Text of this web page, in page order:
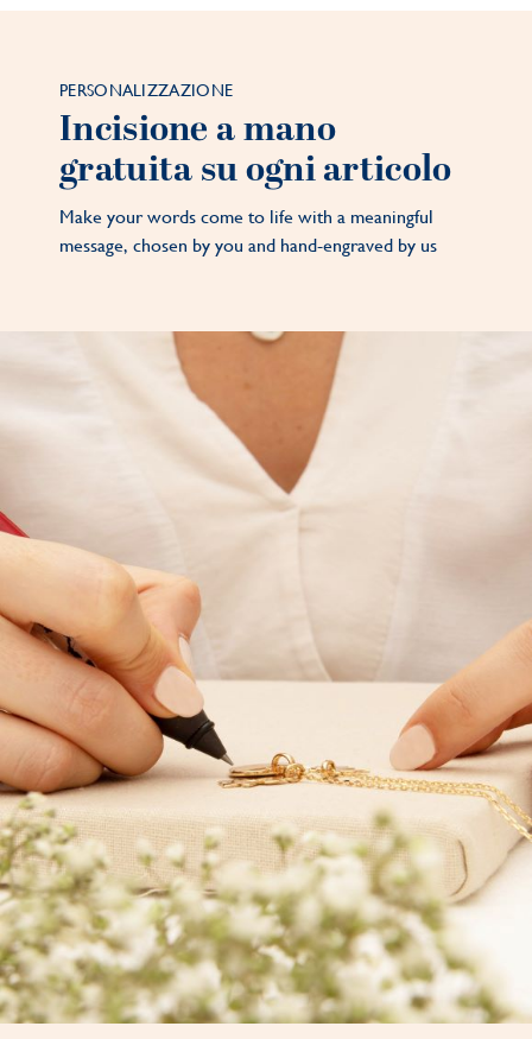
PERSONALIZZAZIONE
Incisione a mano
gratuita su ogni articolo
Make your words come to life with a meaningful
message, chosen by you and hand-engraved by us